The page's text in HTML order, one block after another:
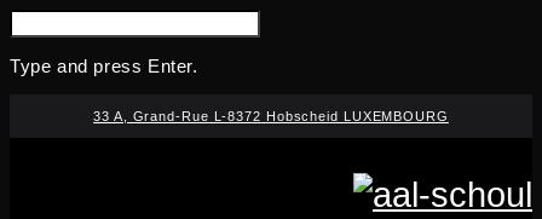
SEARCH
FOR:
Type and press Enter.
content
33 A, Grand-Rue L-8372 Hobscheid LUXEMBOURG